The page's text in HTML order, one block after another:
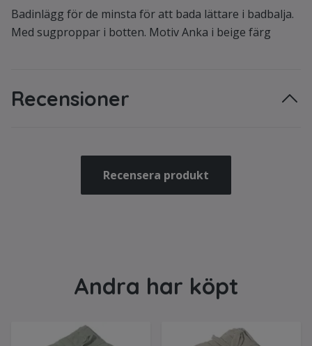
Badinlägg för de minsta för att bada lättare i badbalja.
Med sugproppar i botten. Motiv Anka i beige färg
Recensioner
Recensera produkt
Andra har köpt